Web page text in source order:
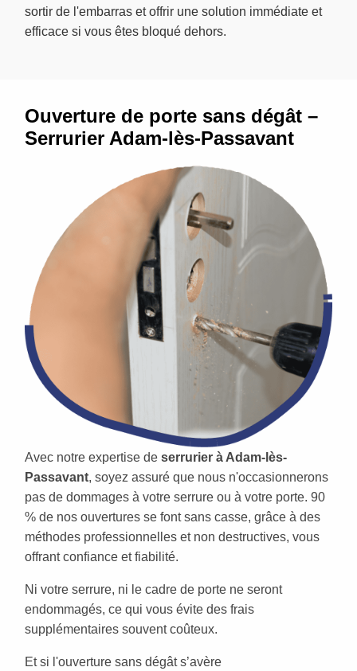
sortir de l'embarras et offrir une solution immédiate et
efficace si vous êtes bloqué dehors.
Ouverture de porte sans dégât –
Serrurier Adam-lès-Passavant
Avec notre expertise de serrurier à Adam-lès-
Passavant, soyez assuré que nous n'occasionnerons
pas de dommages à votre serrure ou à votre porte. 90
% de nos ouvertures se font sans casse, grâce à des
méthodes professionnelles et non destructives, vous
offrant confiance et fiabilité.
Ni votre serrure, ni le cadre de porte ne seront
endommagés, ce qui vous évite des frais
supplémentaires souvent coûteux.
Et si l'ouverture sans dégât s’avère